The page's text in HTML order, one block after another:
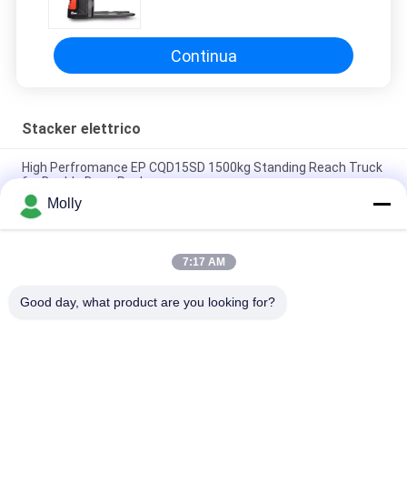
Continua
Stacker elettrico
High Perfromance EP CQD15SD 1500kg Standing Reach Truck
for Double Deep Racks
Impilatore pieghevole al litio EP RSL16 PRO da 1600 kg per
corridoi stretti di magazzino
Stacker elettrico per magazzino da 1,2 t con regolatore AC
Molly
7:17 AM
Good day, what product are you looking for?